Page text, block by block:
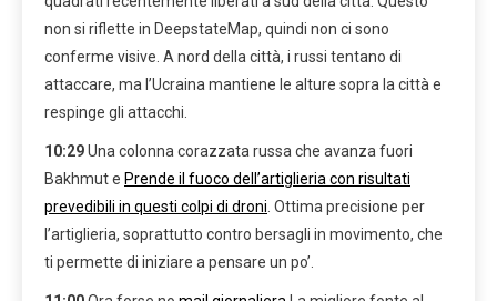
non si riflette in DeepstateMap, quindi non ci sono
conferme visive. A nord della città, i russi tentano di
attaccare, ma l’Ucraina mantiene le alture sopra la città e
respinge gli attacchi.
10:29Una colonna corazzata russa che avanza fuori
Bakhmut e Prende il fuoco dell’artiglieria con risultati
prevedibili in questi colpi di droni . Ottima precisione per
l’artiglieria, soprattutto contro bersagli in movimento, che
ti permette di iniziare a pensare un po’.